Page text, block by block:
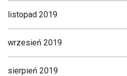
listopad 2019
wrzesień 2019
sierpień 2019